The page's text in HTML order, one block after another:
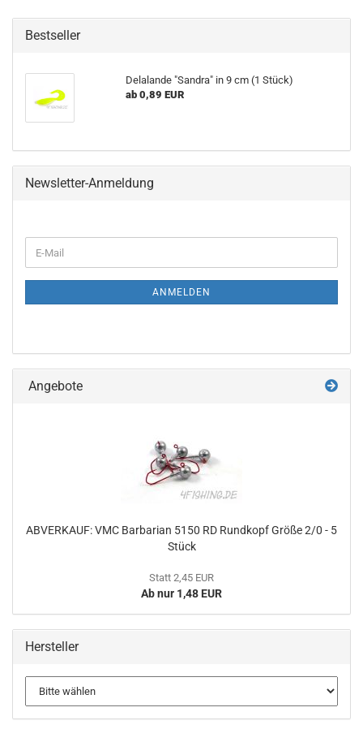
Bestseller
Delalande "Sandra" in 9 cm (1 Stück)
ab 0,89 EUR
Newsletter-Anmeldung
ZUR
E-
Mail
ANMELDEN
Angebote
ABVERKAUF: VMC Barbarian 5150 RD Rundkopf Größe 2/0 - 5
Stück
Statt 2,45 EUR
Ab nur 1,48 EUR
Hersteller